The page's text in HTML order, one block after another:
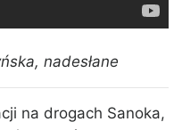
nadesłane
na drogach Sanoka,